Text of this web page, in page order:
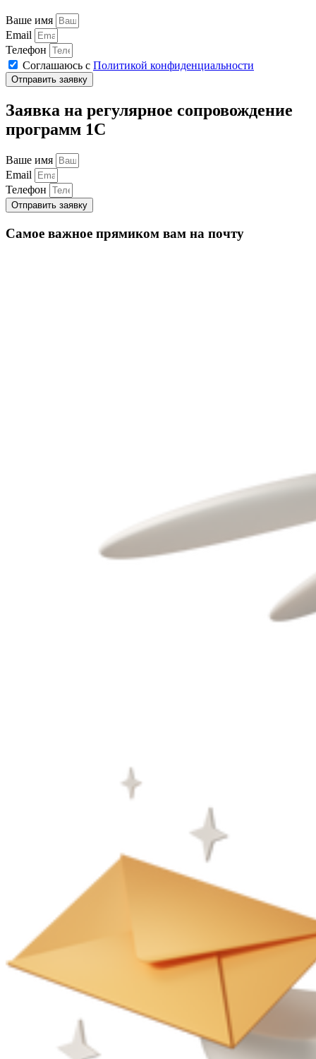
Ваше имя
Email
Телефон
Соглашаюсь с Политикой конфиденциальности
Отправить заявку
Заявка на регулярное сопровождение
программ 1С
Ваше имя
Email
Телефон
Отправить заявку
Самое важное прямиком вам на почту